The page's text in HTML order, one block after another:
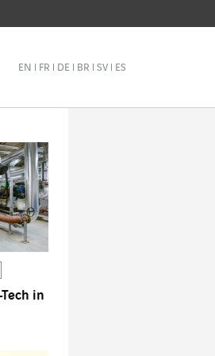
EN FR DE BR SV ES
Suche
in